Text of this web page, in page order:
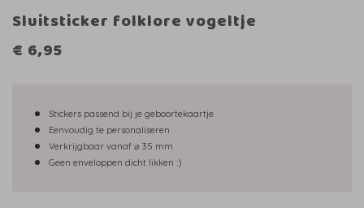
Sluitsticker folklore vogeltje
€ 6,95
Stickers passend bij je geboortekaartje
Eenvoudig te personaliseren
Verkrijgbaar vanaf ⌀ 35 mm
Geen enveloppen dicht likken :)